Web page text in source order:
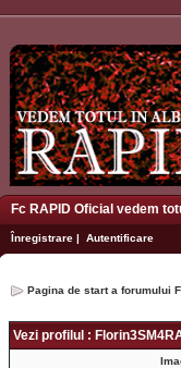
Fc RAPID Oficial vedem
Înregistrare | Autentificare
Pagina de start a forumului
Vezi profilul :